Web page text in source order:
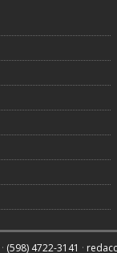
· (598) 4722-3141 ·